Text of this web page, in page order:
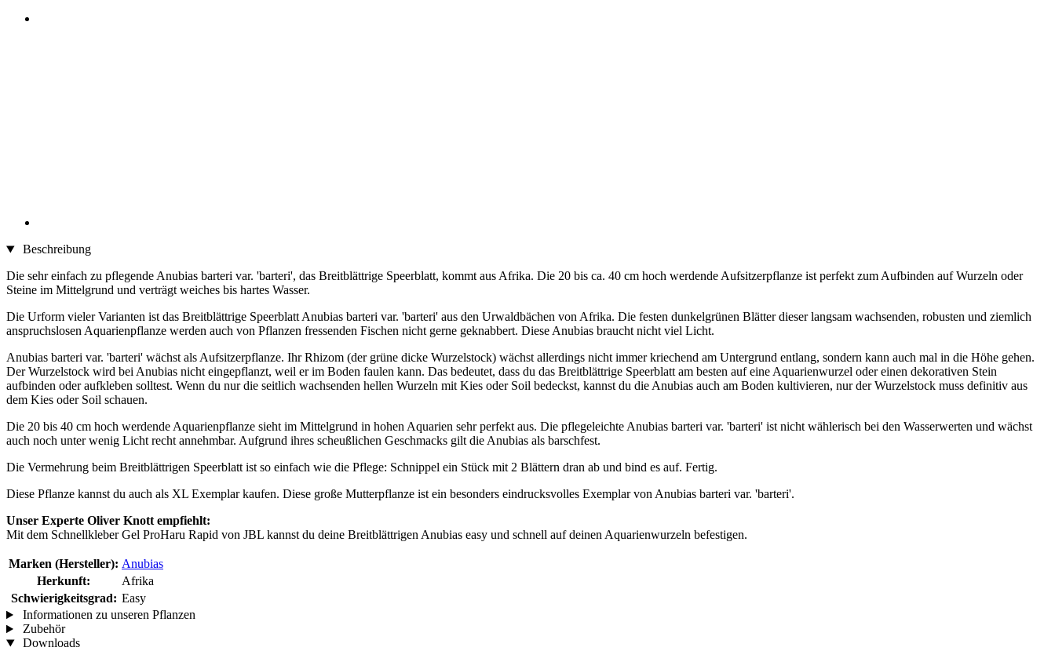
Beschreibung
Die sehr einfach zu pflegende Anubias barteri var. 'barteri', das Breitblättrige Speerblatt, kommt aus Afrika. Die 20 bis ca. 40 cm hoch werdende Aufsitzerpflanze ist perfekt zum Aufbinden auf Wurzeln oder
Steine im Mittelgrund und verträgt weiches bis hartes Wasser.
Die Urform vieler Varianten ist das Breitblättrige Speerblatt Anubias barteri var. 'barteri' aus den Urwaldbächen von Afrika. Die festen dunkelgrünen Blätter dieser langsam wachsenden, robusten und ziemlich
anspruchslosen Aquarienpflanze werden auch von Pflanzen fressenden Fischen nicht gerne geknabbert. Diese Anubias braucht nicht viel Licht.
Anubias barteri var. 'barteri' wächst als Aufsitzerpflanze. Ihr Rhizom (der grüne dicke Wurzelstock) wächst allerdings nicht immer kriechend am Untergrund entlang, sondern kann auch mal in die Höhe gehen.
Der Wurzelstock wird bei Anubias nicht eingepflanzt, weil er im Boden faulen kann. Das bedeutet, dass du das Breitblättrige Speerblatt am besten auf eine Aquarienwurzel oder einen dekorativen Stein
aufbinden oder aufkleben solltest. Wenn du nur die seitlich wachsenden hellen Wurzeln mit Kies oder Soil bedeckst, kannst du die Anubias auch am Boden kultivieren, nur der Wurzelstock muss definitiv aus
dem Kies oder Soil schauen.
Die 20 bis 40 cm hoch werdende Aquarienpflanze sieht im Mittelgrund in hohen Aquarien sehr perfekt aus. Die pflegeleichte Anubias barteri var. 'barteri' ist nicht wählerisch bei den Wasserwerten und wächst
auch noch unter wenig Licht recht annehmbar. Aufgrund ihres scheußlichen Geschmacks gilt die Anubias als barschfest.
Die Vermehrung beim Breitblättrigen Speerblatt ist so einfach wie die Pflege: Schnippel ein Stück mit 2 Blättern dran ab und bind es auf. Fertig.
Diese Pflanze kannst du auch als XL Exemplar kaufen. Diese große Mutterpflanze ist ein besonders eindrucksvolles Exemplar von Anubias barteri var. 'barteri'.
Unser Experte Oliver Knott empfiehlt:
Mit dem Schnellkleber Gel ProHaru Rapid von JBL kannst du deine Breitblättrigen Anubias easy und schnell auf deinen Aquarienwurzeln befestigen.
Marken (Hersteller): Anubias
Herkunft:
Afrika
Schwierigkeitsgrad: Easy
Informationen zu unseren Pflanzen
Zubehör
Downloads